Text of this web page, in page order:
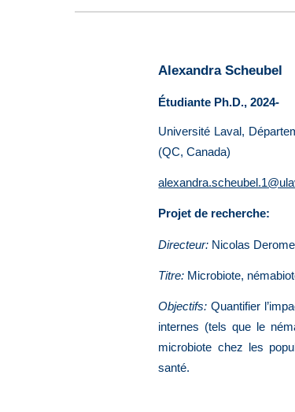
Alexandra Scheubel
Étudiante Ph.D., 2024-
Université Laval,
(QC, Canada)
Projet de recherche:
Directeur: Nicolas
Titre: Microbiote,
Objectifs: Quantifier
internes (tels que le
microbiote chez les
santé.